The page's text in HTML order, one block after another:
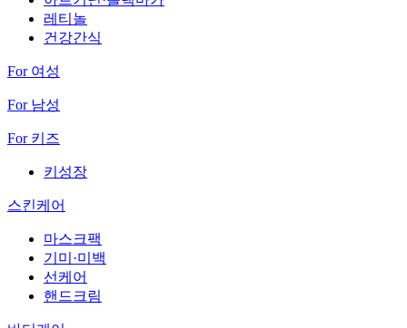
레티놀
건강간식
For 여성
For 남성
For 키즈
키성장
스킨케어
마스크팩
기미·미백
선케어
핸드크림